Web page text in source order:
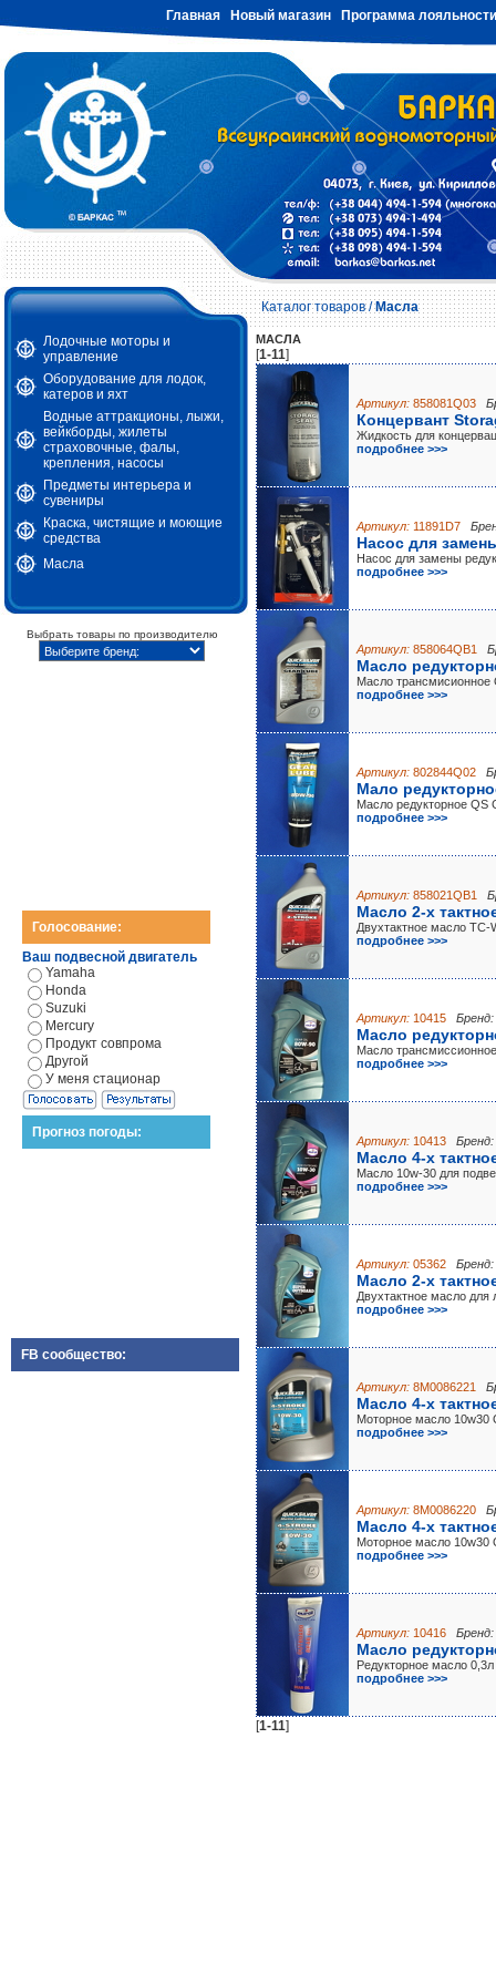
Главная Новый магазин Программа лояльности
Каталог товаров/Масла
Лодочные моторы и
управление
Оборудование для лодок,
катеров и яхт
Водные аттракционы, лыжи,
вейкборды, жилеты
страховочные, фалы,
крепления, насосы
Предметы интерьера и
сувениры
Краска, чистящие и моющие
средства
Масла
Выбрать товары по производителю
Голосование:
Ваш подвесной двигатель
Yamaha
Honda
Suzuki
Mercury
Продукт совпрома
Другой
У меня стационар
Прогноз погоды:
FB сообщество:
МАСЛА
[1-11]
Артикул: 858081Q03
Концервант
Жидкость для
подробнее >>>
Артикул: 11891D7
Насос для
Насос для замены
подробнее >>>
Артикул: 858064QB1
Масло
Масло трансмисионное
подробнее >>>
Артикул: 802844Q02
Мало
Масло редукторное QS
подробнее >>>
Артикул: 858021QB1
Масло 2-х
Двухтактное масло
подробнее >>>
Артикул: 10415 Бренд:
Масло
Масло
подробнее >>>
Артикул: 10413 Бренд:
Масло 4-х
Масло 10w-30 для
подробнее >>>
Артикул: 05362 Бренд:
Масло 2-х
Двухтактное масло
подробнее >>>
Артикул: 8M0086221
Масло 4-х
Моторное масло 10w30
подробнее >>>
Артикул: 8M0086220
Масло 4-х
Моторное масло 10w30
подробнее >>>
Артикул: 10416 Бренд:
Масло
Редукторное масло 0,3л
подробнее >>>
[1-11]